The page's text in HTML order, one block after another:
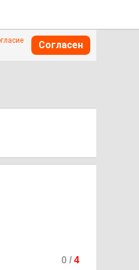
Согласен
0 / 4